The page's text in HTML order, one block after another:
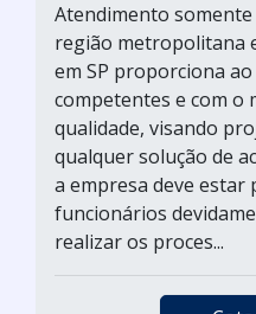
Atendimento somente
região metropolitana
em SP proporciona
competentes e com o
qualidade, visando
qualquer solução de
a empresa deve estar
funcionários
realizar os proces...